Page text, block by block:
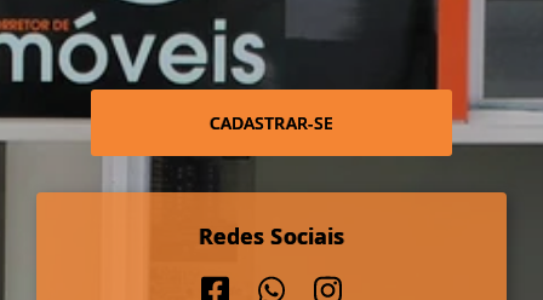
CADASTRAR-SE
Redes Sociais